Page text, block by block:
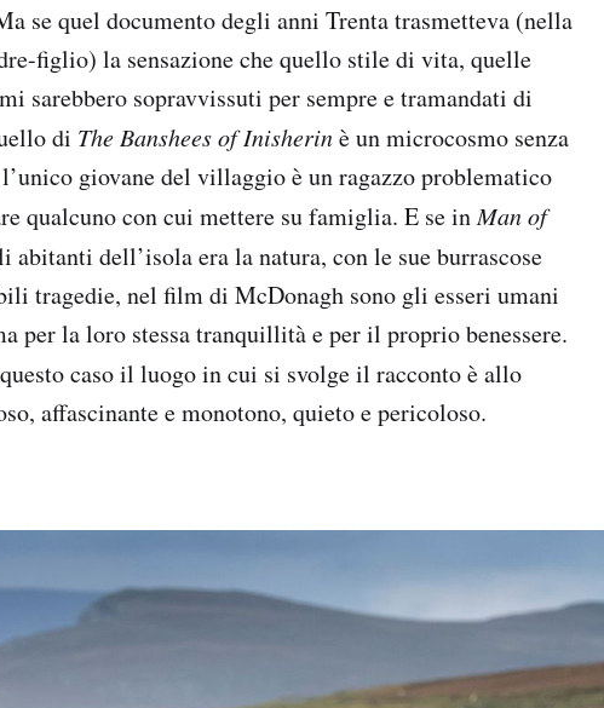
se quel documento degli anni Trenta trasmetteva (nella
figlio) la sensazione che quello stile di vita, quelle
sarebbero sopravvissuti per sempre e tramandati di
di The Banshees of Inisherinè un microcosmo senza
giovane del villaggio è un ragazzo problematico
qualcuno con cui mettere su famiglia. E se inMan of
dell’isola era la natura, con le sue burrascose
tragedie, nel film di McDonagh sono gli esseri umani
per la loro stessa tranquillità e per il proprio benessere.
caso il luogo in cui si svolge il racconto è allo
affascinante e monotono, quieto e pericoloso.